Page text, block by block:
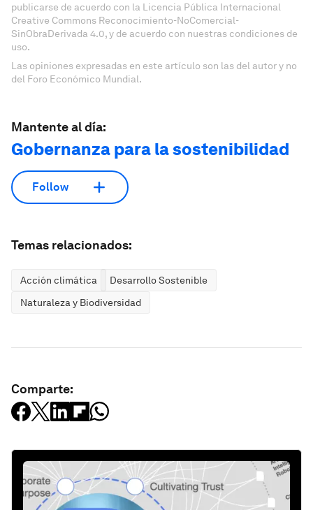
publicarse de acuerdo con la Licencia Pública Internacional
Creative Commons Reconocimiento-NoComercial-
SinObraDerivada 4.0, y de acuerdo con nuestras condiciones de
uso.
Las opiniones expresadas en este artículo son las del autor y no
del Foro Económico Mundial.
Mantente al día:
Gobernanza para la sostenibilidad
Follow
Temas relacionados:
Acción climática
Desarrollo Sostenible
Naturaleza y Biodiversidad
Comparte: